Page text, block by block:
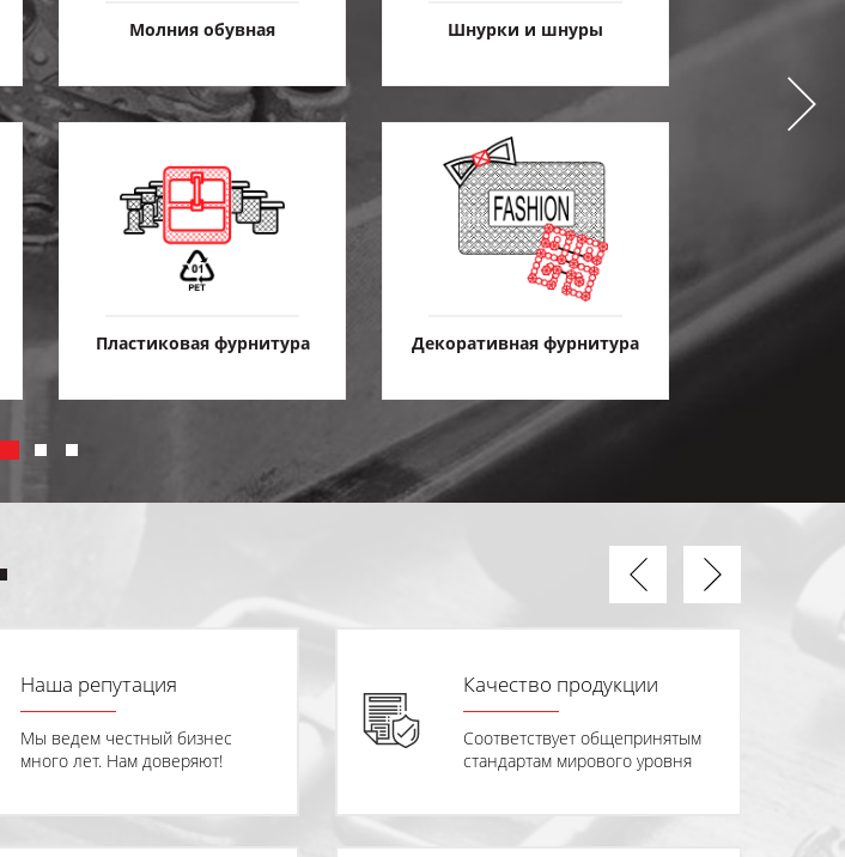
Молния обувная
Пластиковая фурнитура
Шнурки и шнуры
Декоративная фурнитура
Наша репутация
Мы ведем честный бизнес
много лет. Нам доверяют!
Качество продукции
Соответствует общепринятым
стандартам мирового уровня